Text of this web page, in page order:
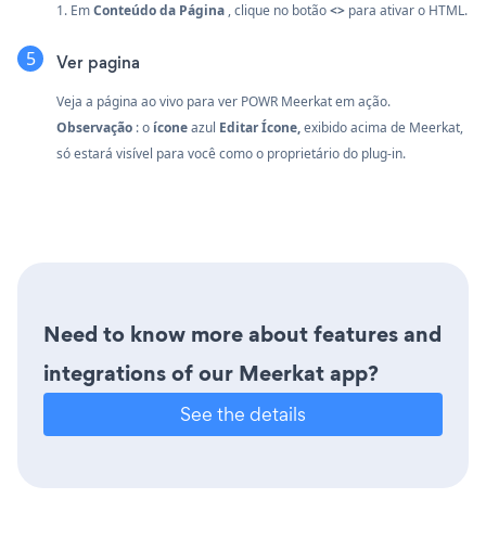
1. EmConteúdo da Página , clique no botão<> para ativar o HTML.
Ver pagina
Veja a página ao vivo para ver POWR Meerkat em ação.
Observação : o íconeazul Editar Ícone,exibido acima de Meerkat,
só estará visível para você como o proprietário do plug-in.
Need to know more about features and
integrations of our Meerkat app?
See the details